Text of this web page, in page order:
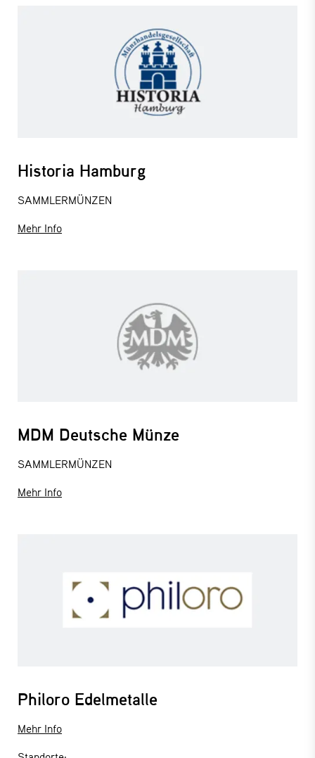
Historia Hamburg
SAMMLERMÜNZEN
Mehr Info
MDM Deutsche Münze
SAMMLERMÜNZEN
Mehr Info
Philoro Edelmetalle
Mehr Info